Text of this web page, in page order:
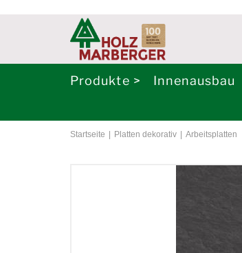
Produkte > Innenausbau
Startseite Platten dekorativ Arbeitsplatten